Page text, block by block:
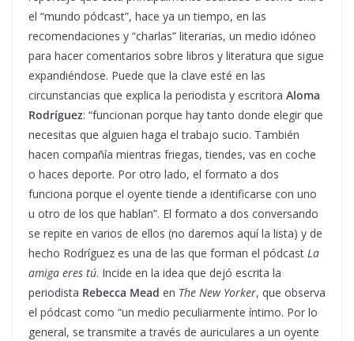
el “mundo pódcast”, hace ya un tiempo, en las
recomendaciones y “charlas” literarias, un medio idóneo
para hacer comentarios sobre libros y literatura que sigue
expandiéndose. Puede que la clave esté en las
circunstancias que explica la periodista y escritora Aloma
Rodríguez: “funcionan porque hay tanto donde elegir que
necesitas que alguien haga el trabajo sucio. También
hacen compañía mientras friegas, tiendes, vas en coche
o haces deporte. Por otro lado, el formato a dos
funciona porque el oyente tiende a identificarse con uno
u otro de los que hablan”. El formato a dos conversando
se repite en varios de ellos (no daremos aquí la lista) y de
hecho Rodríguez es una de las que forman el pódcast La
amiga eres tú. Incide en la idea que dejó escrita la
periodista Rebecca Mead en The New Yorker, que observa
el pódcast como “un medio peculiarmente íntimo. Por lo
general, se transmite a través de auriculares a un oyente